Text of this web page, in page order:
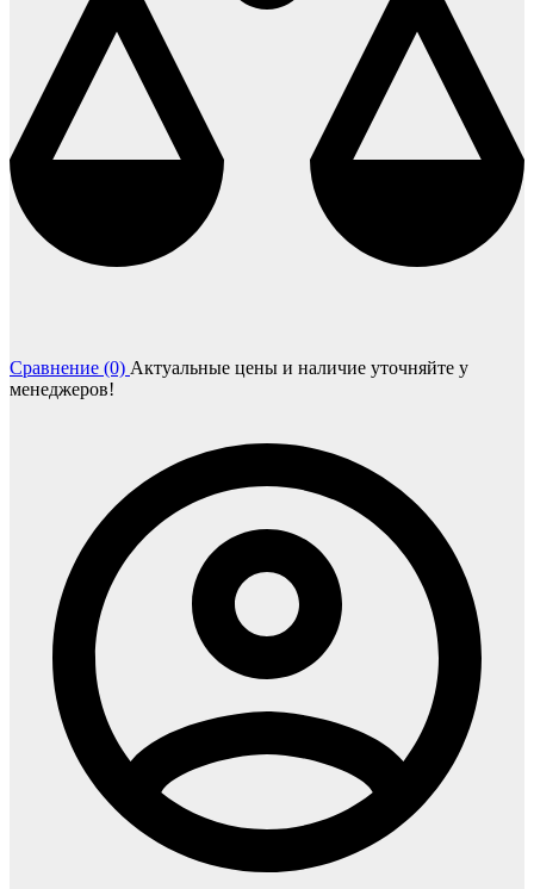
Сравнение (0) Актуальные цены и наличие уточняйте у
менеджеров!